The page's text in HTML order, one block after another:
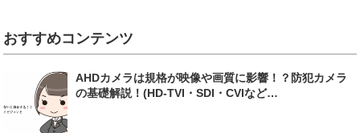
おすすめコンテンツ
AHDカメラは規格が映像や画質に影響！？防犯カメラ
の基礎解説！(HD-TVI・SDI・CVIなど…